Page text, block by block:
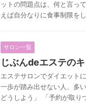
ットの問題点は、何と言っ
えば自分なりに食事制限を
サロン一覧
じぶんdeエステの
エステサロンでダイエット
一歩が踏み出せない人、多
どうしよう」 「予約が取り